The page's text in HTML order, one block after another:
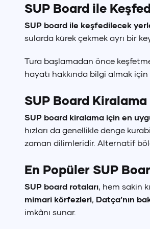
SUP Board ile
SUP board ile keşfedilecek
sularda kürek çekmek ayrı bir
Tura başlamadan önce
hayatı hakkında bilgi almak
SUP Board
SUP board kiralama için en
hızları da genellikle denge
zaman dilimleridir. Alternatif
En Popüler SUP
SUP board rotaları, hem sakin
mimari körfezleri, Datça’nın
imkânı sunar.